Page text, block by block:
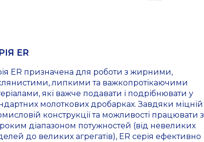
ER
ER призначена для роботи з жирними,
липкими та важкопротікаючими
які важче подавати і подрібнювати у
молоткових дробарках. Завдяки міцній
конструкції та можливості працювати з
діапазоном потужностей (від невеликих
до великих агрегатів), ER серія ефективно